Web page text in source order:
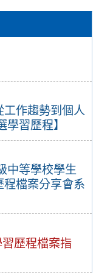
作趨勢到個人
習歷程】
中等學校學生
檔案分享會系
習歷程檔案指